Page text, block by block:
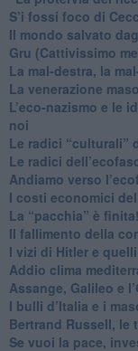
S’i fossi foco di
​Il mondo salvato
Gru (Cattivissimo
​La mal-destra, la
​La venerazione
​L’eco-nazismo e le
noi
​Le radici “culturali”
Le radici
Andiamo verso
I costi economici
​La “pacchia” è
​Il fallimento della
​I vizi di Hitler e
Addio clima
​Assange, Galileo e
​I bulli d’Italia e i
​Bertrand Russell, le
​Se vuoi la pace,